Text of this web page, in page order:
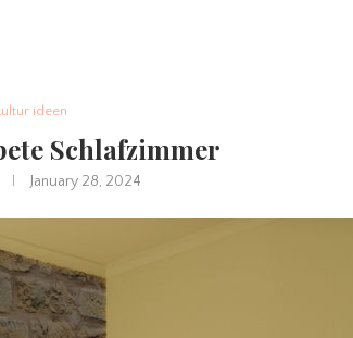
ideen
Schlafzimmer
January 28, 2024